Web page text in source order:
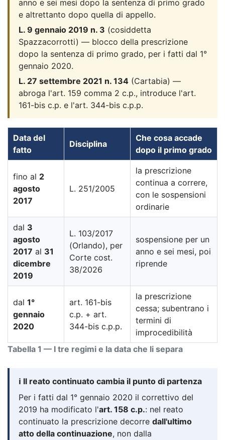
anno e sei mesi dopo la sentenza di primo grado
e altrettanto dopo quella di appello.
L. 9 gennaio 2019 n. 3 (cosiddetta
Spazzacorrotti) — blocco della prescrizione
dopo la sentenza di primo grado, per i fatti dal 1°
gennaio 2020.
L. 27 settembre 2021 n. 134 (Cartabia) —
abroga l'art. 159 comma 2 c.p., introduce l'art.
161-bis c.p. e l'art. 344-bis c.p.p.
Tabella 1 — I tre regimi e la data che li separa
Data del
fatto
Disciplina
Che cosa accade
dopo il primo grado
fino al 2
agosto
2017
L. 251/2005
la prescrizione
continua a correre,
con le sospensioni
ordinarie
dal 3
agosto
2017 al 31
dicembre
2019
L. 103/2017
(Orlando), per
Corte cost.
38/2026
sospensione per un
anno e sei mesi, poi
riprende
dal 1°
gennaio
2020
art. 161-bis
c.p. + art.
344-bis c.p.p.
la prescrizione
cessa; subentrano i
termini di
improcedibilità
ℹ️ Il reato continuato cambia il punto di partenza
Per i fatti dal 1° gennaio 2020 il correttivo del
2019 ha modificato l'art. 158 c.p.: nel reato
continuato la prescrizione decorre dall'ultimo
atto della continuazione, non dalla